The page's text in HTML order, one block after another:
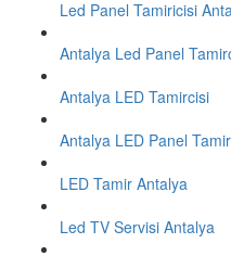
Led Panel Tamiricisi
Antalya Led Panel
Antalya LED Tamircisi
Antalya LED Panel
LED Tamir Antalya
Led TV Servisi Antalya